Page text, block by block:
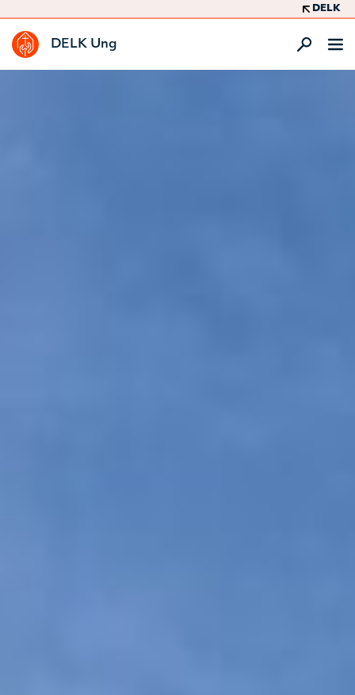
DELK
DELK Ung